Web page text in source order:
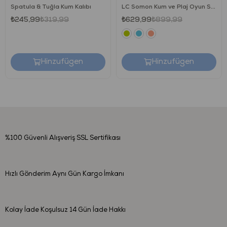
Çin Halk Cumhuriyeti’n de imal edilmiştir.
bez ile temizleyebilirsiniz.
Kaynatarak sterilize etmeyiniz, ürün formunu
kaybedebilir.
Spatula & Tuğla Kum Kalıbı
₺245,99₺319,99
Hinzufügen
LC Somon Kum ve Plaj Oyun Seti
₺629,99₺899,99
Hinzufügen
%100 Güvenli Alışveriş SSL Sertifikası
Hızlı Gönderim Aynı Gün Kargo İmkanı
Kolay İade Koşulsuz 14 Gün İade Hakkı